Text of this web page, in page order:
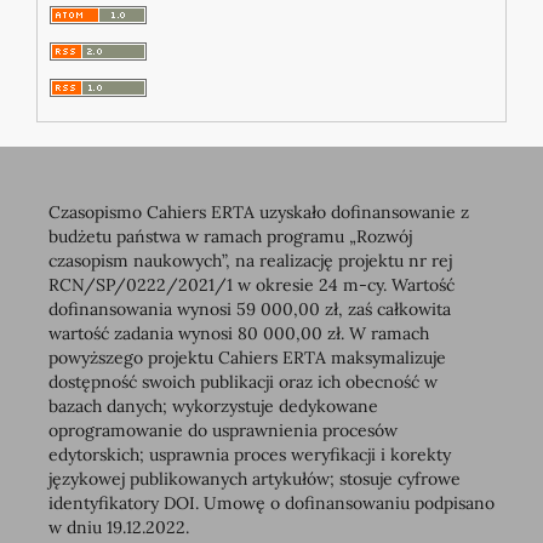
Czasopismo Cahiers ERTA uzyskało dofinansowanie z
budżetu państwa w ramach programu „Rozwój
czasopism naukowych”, na realizację projektu nr rej
RCN/SP/0222/2021/1 w okresie 24 m-cy. Wartość
dofinansowania wynosi 59 000,00 zł, zaś całkowita
wartość zadania wynosi 80 000,00 zł. W ramach
powyższego projektu Cahiers ERTA maksymalizuje
dostępność swoich publikacji oraz ich obecność w
bazach danych; wykorzystuje dedykowane
oprogramowanie do usprawnienia procesów
edytorskich; usprawnia proces weryfikacji i korekty
językowej publikowanych artykułów; stosuje cyfrowe
identyfikatory DOI. Umowę o dofinansowaniu podpisano
w dniu 19.12.2022.